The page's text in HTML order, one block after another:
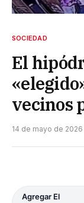
SOCIEDAD
El
vecinos
14 de mayo de 2026
Agregar El